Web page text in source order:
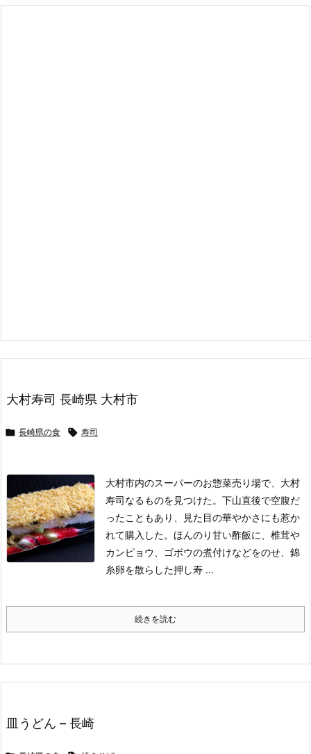
大村寿司 長崎県 大村市
 長崎県の食  寿司
大村市内のスーパーのお惣菜売り場で、大村
寿司なるものを見つけた。下山直後で空腹だ
ったこともあり、見た目の華やかさにも惹か
れて購入した。 ほんのり甘い酢飯に、椎茸や
カンピョウ、ゴボウの煮付けなどをのせ、錦
糸卵を散らした押し寿 ...
続きを読む
皿うどん – 長崎